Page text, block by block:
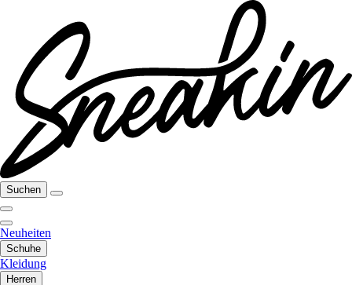
Suchen
Neuheiten
Schuhe
Kleidung
Herren